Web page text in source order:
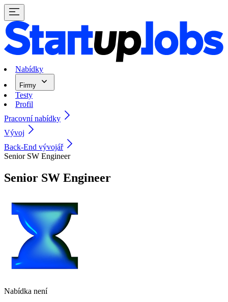
Nabídky
Firmy
Testy
Profil
Pracovní nabídky
Vývoj
Back-End vývojář
Senior SW Engineer
Senior SW Engineer
Nabídka není